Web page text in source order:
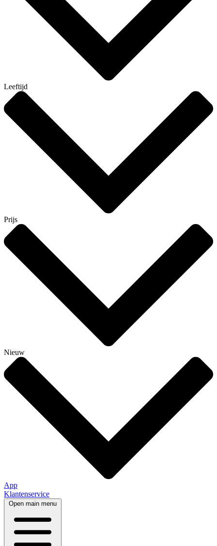
Leeftijd
Prijs
Nieuw
App
Klantenservice
Open main menu